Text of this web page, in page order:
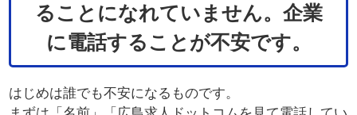
ることになれていません。企業
に電話することが不安です。
はじめは誰でも不安になるものです。